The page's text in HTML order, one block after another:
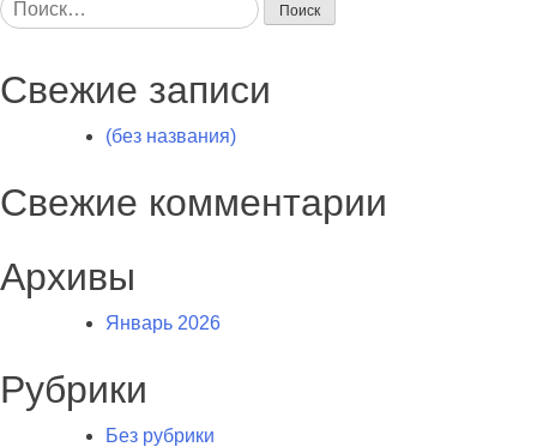
Свежие записи
(без названия)
Свежие комментарии
Архивы
Январь 2026
Рубрики
Без рубрики